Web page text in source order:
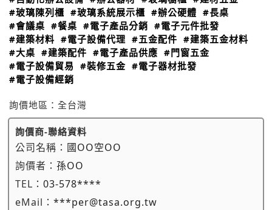
#玻璃陳列櫃 #玻璃系統展示櫃 #辦公硬體 #長桌
#會議桌 #餐桌 #電子產品分銷 #電子元件批發
#建築材料 #電子設備代理 #五金配件 #建築五金材料
#大桌 #建築配件 #電子產品供應 #門窗五金
#電子設備貿易 #裝修五金 #電子器材批發
#電子設備經銷
詢價地區： 全台灣
詢價商-聯絡資料
公司名稱： 國OO空OO
詢價者： 孫OO
TEL： 03-578****
eMail： ***per@tasa.org.tw